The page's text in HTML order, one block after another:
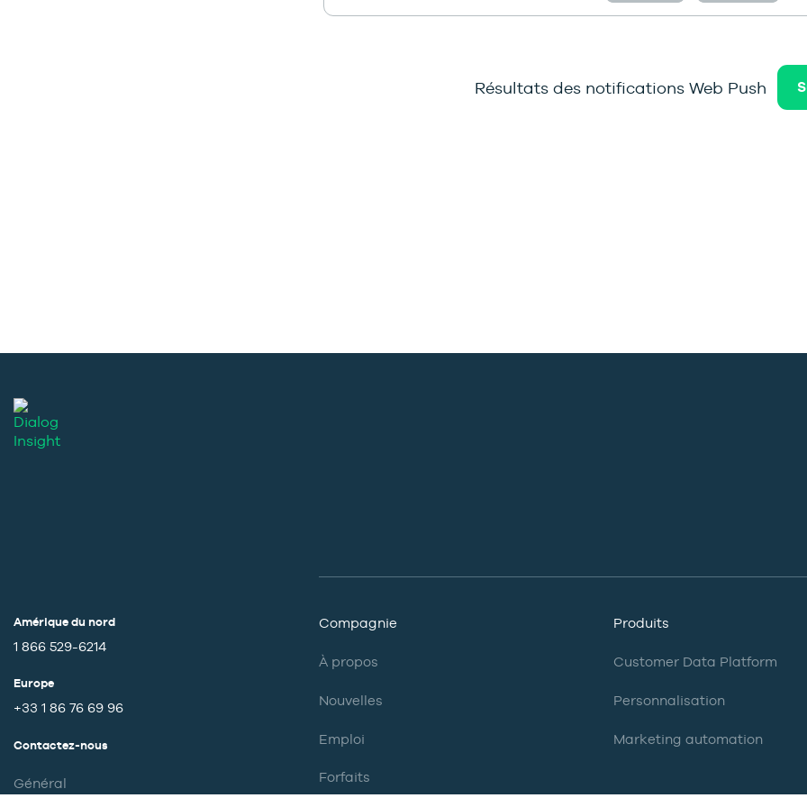
Résultats des notifications Web Push
Amérique du nord
1 866 529-6214
Europe
+33 1 86 76 69 96
Contactez-nous
Général
Compagnie
À propos
Nouvelles
Emploi
Forfaits
Produits
Customer Data Platform
Personnalisation
Marketing automation